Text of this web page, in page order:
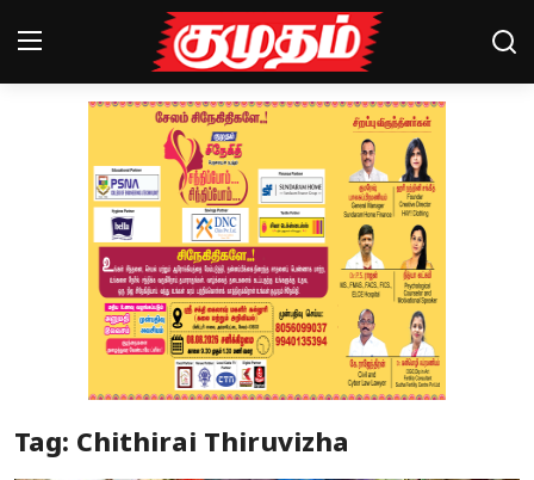
Magazines
Tag: Chithirai Thiruvizha